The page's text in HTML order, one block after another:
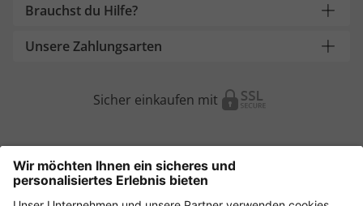
Brauchst du Hilfe?
Unsere Zahlungsarten
Sicher einkaufen mit
Weitere Onlineshops